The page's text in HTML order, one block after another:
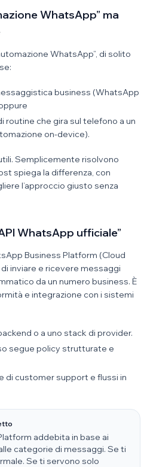
WhatsApp” ma
WhatsApp”, di solito
business (WhatsApp
routine che gira sul telefono a un
on-device).
Semplicemente risolvono
spiega la differenza, con
l’approccio giusto senza
WhatsApp ufficiale”
Business Platform (Cloud
inviare e ricevere messaggi
da un numero business. È
e integrazione con i sistemi
o a uno stack di provider.
segue policy strutturate e
di customer support e flussi in
addebita in base ai
categorie di messaggi. Se ti
Se ti servono solo